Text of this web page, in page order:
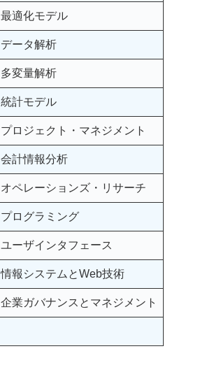
最適化モデル
データ解析
多変量解析
統計モデル
プロジェクト・マネジメント
会計情報分析
オペレーションズ・リサーチ
プログラミング
ユーザインタフェース
情報システムとWeb技術
企業ガバナンスとマネジメント